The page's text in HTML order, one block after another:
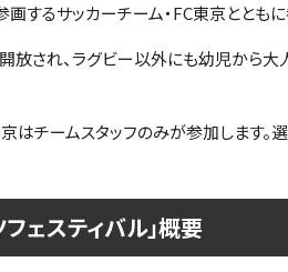
するサッカーチーム・FC東京とともに
放され、ラグビー以外にも幼児から大
はチームスタッフのみが参加します。
フェスティバル」概要